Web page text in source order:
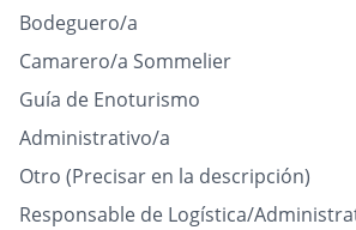
Bodeguero/a
Camarero/a Sommelier
Guía de Enoturismo
Administrativo/a
Otro (Precisar en la descripción)
Responsable de Logística/